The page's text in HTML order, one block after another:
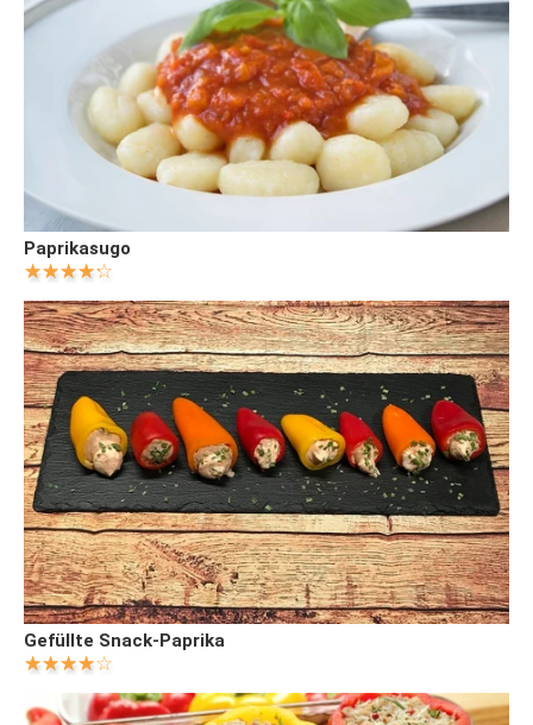
Paprikasugo
Gefüllte Snack-Paprika